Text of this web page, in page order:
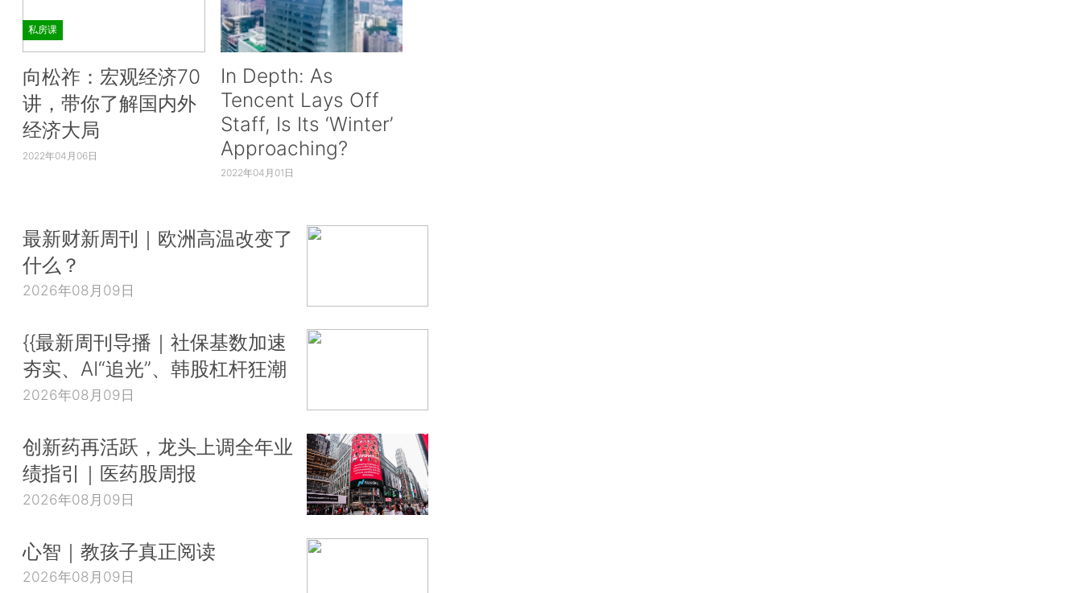
私房课
向松祚：宏观经济70
讲，带你了解国内外
经济大局
2022年04月06日
In Depth: As
Tencent Lays Off
Staff, Is Its ‘Winter’
Approaching?
2022年04月01日
最新财新周刊｜欧洲高温改变了
什么？
2026年08月09日
{{最新周刊导播｜社保基数加速
夯实、AI“追光”、韩股杠杆狂潮
2026年08月09日
创新药再活跃，龙头上调全年业
绩指引｜医药股周报
2026年08月09日
心智｜教孩子真正阅读
2026年08月09日